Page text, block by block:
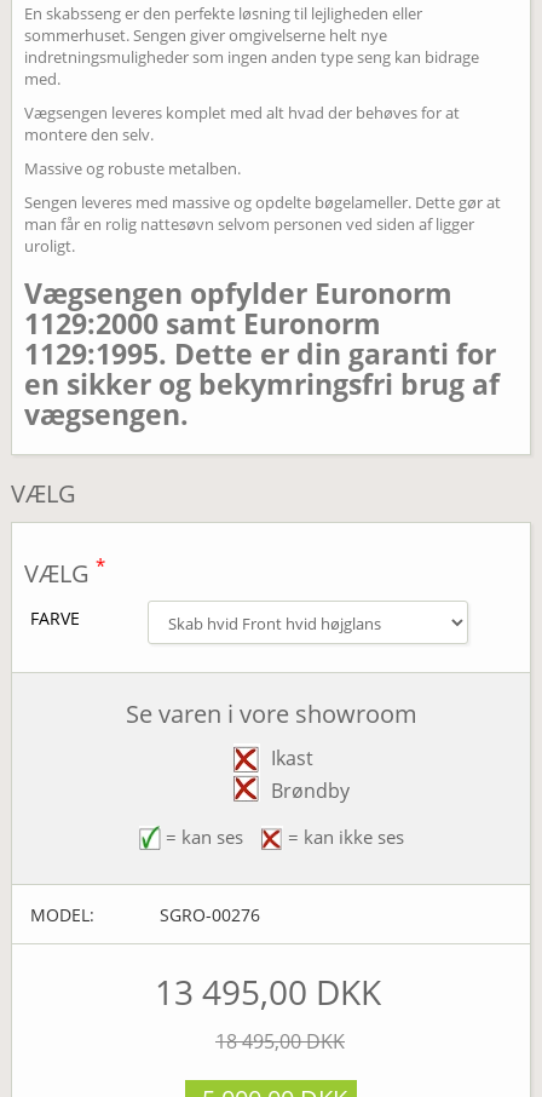
En skabsseng er den perfekte løsning til lejligheden eller
sommerhuset. Sengen giver omgivelserne helt nye
indretningsmuligheder som ingen anden type seng kan bidrage
med.
Vægsengen leveres komplet med alt hvad der behøves for at
montere den selv.
Massive og robuste metalben.
Sengen leveres med massive og opdelte bøgelameller. Dette gør at
man får en rolig nattesøvn selvom personen ved siden af ligger
uroligt.
Vægsengen opfylder Euronorm
1129:2000 samt Euronorm
1129:1995. Dette er din garanti for
en sikker og bekymringsfri brug af
vægsengen.
VÆLG
VÆLG *
FARVE
Se varen i vore showroom
Ikast
Brøndby
= kan ses = kan ikke ses
MODEL: SGRO-00276
13 495,00 DKK
18 495,00 DKK